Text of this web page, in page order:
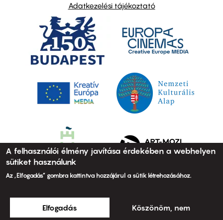
Adatkezelési tájékoztató
A felhasználói élmény javítása érdekében a webhelyen
sütiket használunk
Az „Elfogadás” gombra kattintva hozzájárul a sütik létrehozásához.
Elfogadás Köszönöm, nem